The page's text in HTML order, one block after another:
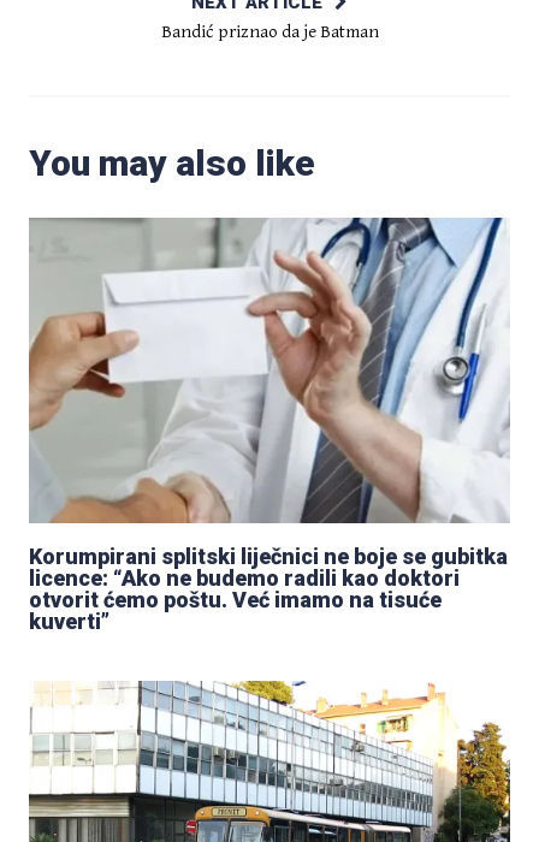
Bandić priznao da je Batman
You may also like
Korumpirani splitski liječnici ne boje se gubitka
licence: “Ako ne budemo radili kao doktori
otvorit ćemo poštu. Već imamo na tisuće
kuverti”